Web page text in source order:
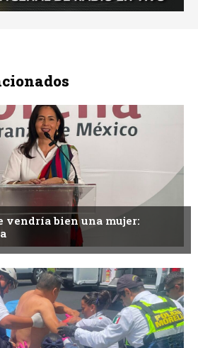
vendría bien una mujer: